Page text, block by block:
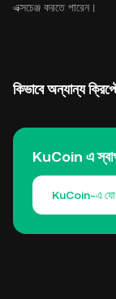
এক্সচেঞ্জ করতে পারেন।
কিভাবে অন্যান্য
KuCoin এ
KuCoin-এ